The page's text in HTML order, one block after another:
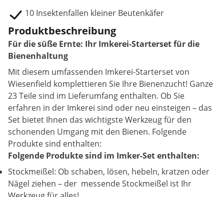
10 Insektenfallen kleiner Beutenkäfer
Produktbeschreibung
Für die süße Ernte: Ihr Imkerei-Starterset für die
Bienenhaltung
Mit diesem umfassenden Imkerei-Starterset von
Wiesenfield komplettieren Sie Ihre Bienenzucht! Ganze
23 Teile sind im Lieferumfang enthalten. Ob Sie
erfahren in der Imkerei sind oder neu einsteigen – das
Set bietet Ihnen das wichtigste Werkzeug für den
schonenden Umgang mit den Bienen. Folgende
Produkte sind enthalten:
Folgende Produkte sind im Imker-Set enthalten:
Stockmeißel: Ob schaben, lösen, hebeln, kratzen oder
Nägel ziehen – der messende Stockmeißel ist Ihr